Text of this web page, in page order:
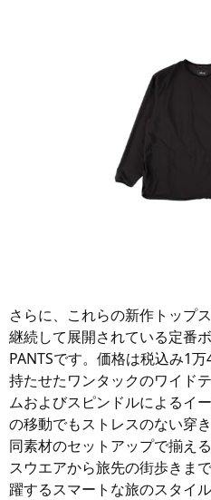
さらに、これらの新作トップ
継続して展開されている定番
PANTSです。価格は税込み1
持たせたワンタックのワイド
ムおよびスピンドルによるイ
の移動でもストレスのない穿
同素材のセットアップで揃え
スウエアから旅先の街歩きま
躍するスマートな旅のスタイ